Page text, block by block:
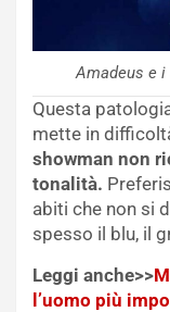
Amadeus e
Questa
mette in
showman non
tonalità.
abiti che non si
spesso il blu, il
Leggi anche>>
l’uomo più